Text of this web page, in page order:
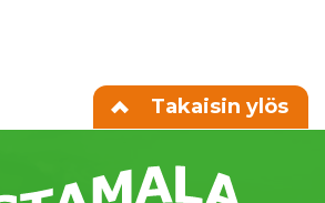
Takaisin ylös